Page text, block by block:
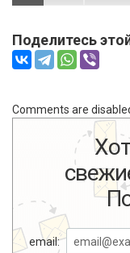
Поделитесь
Comments are
email: